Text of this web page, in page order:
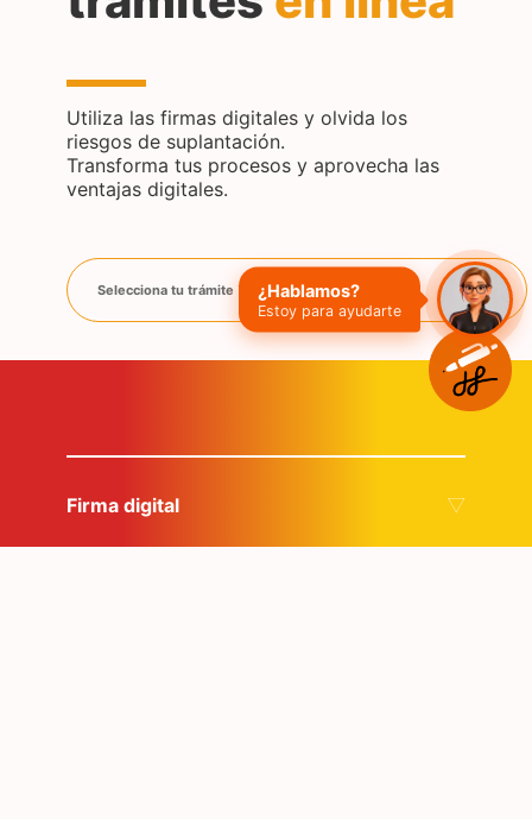
Utiliza las firmas digitales y olvida los
riesgos de suplantación.
Transforma tus procesos y aprovecha las
ventajas digitales.
Selecciona tu trámite ▼
Firma digital
¿Hablamos?
Estoy para ayudarte